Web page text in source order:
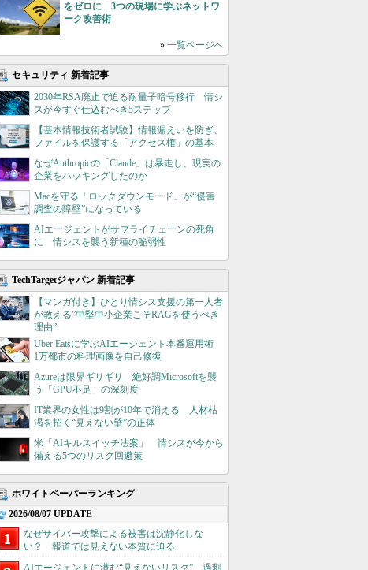
をゼロに 3つの現場に学ぶネットワ
ーク改善術
» 一覧ページへ
セキュリティ 新着記事
2030年RSA廃止で迫る耐量子暗号移行 情シ
スが今すぐ仕込むべき5ステップ
【基本情報技術者試験】情報漏えいを防ぎ、
ファイルを保護する「アクセス権」の基本
なぜAnthropicの「Claude」は暴走し、現実の
企業をハッキングしたのか
Macを守る「ロックダウンモード」が“侵害
調査の障壁”になっている
AIエージェントがサプライチェーンの死角
に 情シスを襲う新種の脆弱性
TechTargetジャパン 新着記事
【マンガ付き】ひとり情シス支援の第一人者
が教える”中堅中小企業こそRAGを使うべき
理由”
Uber Eatsに学ぶAIエージェント本番運用術
1万都市の料理画像を自己修復
Azureは限界ギリギリ 絶好調Microsoftを襲
う「GPU不足」の深刻度
IT業界の女性は9割が10年で消える 人材枯
渇を招く“見えない壁”の正体
米「AIキルスイッチ法案」 情シスが今から
備える5つのリスク回避策
ホワイトペーパーランキング
2026/08/07 UPDATE
なぜサイバー攻撃による被害は沈静化しな
い？ 報道では見えない本質に迫る
AIエージェントに潜む“見えないリスク”、過剰